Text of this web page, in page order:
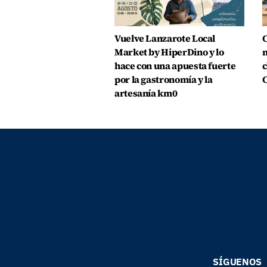
Vuelve Lanzarote Local
Market by HiperDino y lo
hace con una apuesta fuerte
por la gastronomía y la
artesanía km0
SÍGUENOS